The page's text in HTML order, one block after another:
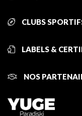
CLUBS
LABELS &
NOS